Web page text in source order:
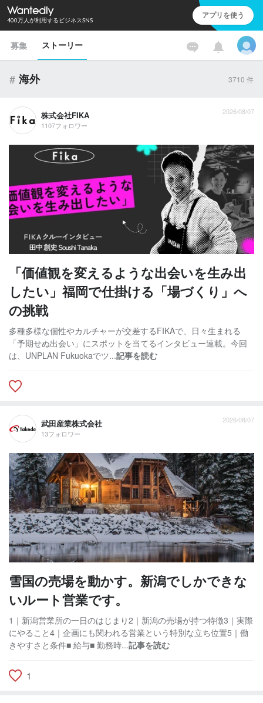
400万人が利用するビジネスSNS アプリを使う
募集 ストーリー
# 海外 3710 件
株式会社FIKA
1107フォロワー
2026/08/07
「価値観を変えるような出会いを生み出
したい」福岡で仕掛ける「場づくり」へ
の挑戦
多種多様な個性やカルチャーが交差するFIKAで、日々生まれる
「予期せぬ出会い」にスポットを当てるインタビュー連載。今回
は、UNPLAN Fukuokaでツ...記事を読む
武田産業株式会社
13フォロワー
2026/08/07
雪国の売場を動かす。新潟でしかできな
いルート営業です。
1｜新潟営業所の一日のはじまり2｜新潟の売場が持つ特徴3｜実際
にやること4｜企画にも関われる営業という特別な立ち位置5｜働
きやすさと条件■ 給与■ 勤務時...記事を読む
1